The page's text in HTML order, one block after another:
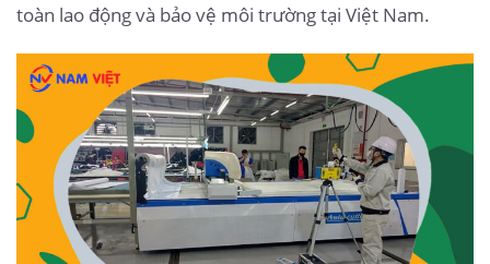
toàn lao động và bảo vệ môi trường tại Việt Nam.